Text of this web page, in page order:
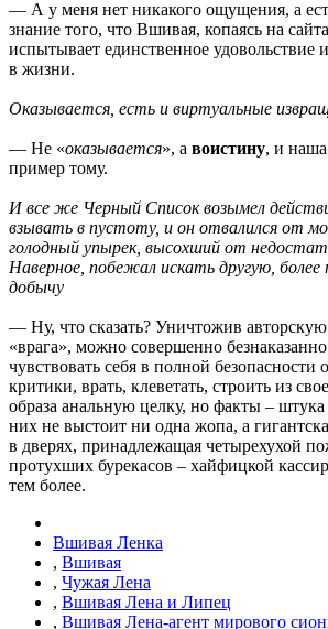
— А у меня нет никакого ощущения, а
знание того, что Вшивая, копаясь на
испытывает единственное удовольствие
в жизни.
Оказывается, есть и виртуальные
— Не «оказывается», а воистину, и
пример тому.
И все же Черный Список возымел
взывать в пустоту, и он отвалился от
голодный упырек, высохший от
Наверное, побежал искать другую, более
добычу
— Ну, что сказать? Уничтожив авторскую
«врага», можно совершенно
чувствовать себя в полной безопасности
критики, врать, клеветать, строить из
образа анальную целку, но факты – штука
них не выстоит ни одна жопа, а
в дверях, принадлежащая четырехухой
протухших бурекасов – хайфицкой
тем более.
Вшивая Ленка
, Вшивая
, Чужая Лена
, Вшивая Лена и Липец
, Вшивая Лена-агент мирового